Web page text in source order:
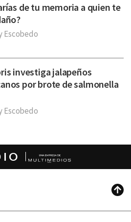
de tu memoria a quien te
Escobedo
investiga jalapeños
por brote de salmonella
Escobedo